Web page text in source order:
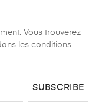
Vous trouverez
les conditions
SUBSCRIBE